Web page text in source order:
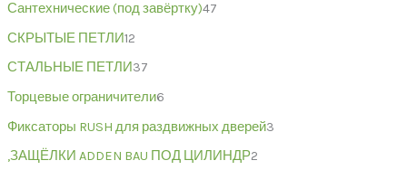
Сантехнические (под завёртку)47
СКРЫТЫЕ ПЕТЛИ12
СТАЛЬНЫЕ ПЕТЛИ37
Торцевые ограничители6
Фиксаторы RUSH для раздвижных дверей3
,ЗАЩЁЛКИ ADDEN BAU ПОД ЦИЛИНДР2